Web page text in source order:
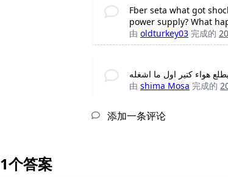
Fber seta what got
power supply? What
由 oldturkey03 完成的
هواء كتير اول ما اشغله
由 shima Mosa 完成的
添加一条评论
1个答案